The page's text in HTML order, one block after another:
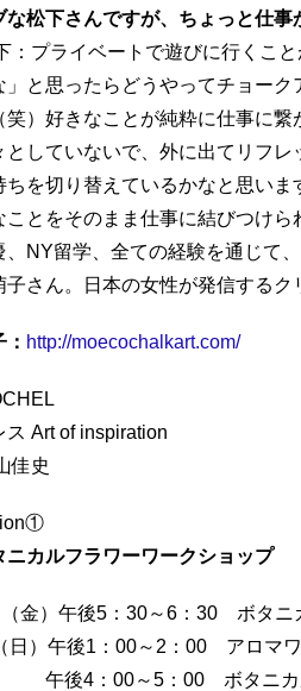
な松下さんですが、ちょっと仕
：プライベートで遊びに行くこ
」と思ったらどうやってチョー
笑）好きなことが純粋に仕事に
としていないで、外に出てリフ
ちを切り替えているかなと思いま
ことをそのまま仕事に結びつけ
、NY留学、全ての経験を通じて
子さん。日本の女性が発信するク
http://moecochalkart.com/
ス Art of inspiration
佳史
ニカルフラワーワークショップ
金）午後5：30～6：30 ボタニ
日）午後1：00～2：00 アロマ
00～5：00 ボタニカルキ